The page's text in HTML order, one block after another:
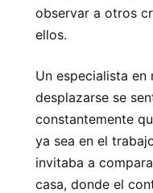
observar a otros
ellos.
Un especialista
desplazarse se
constantemente
ya sea en el
invitaba a
casa, donde el